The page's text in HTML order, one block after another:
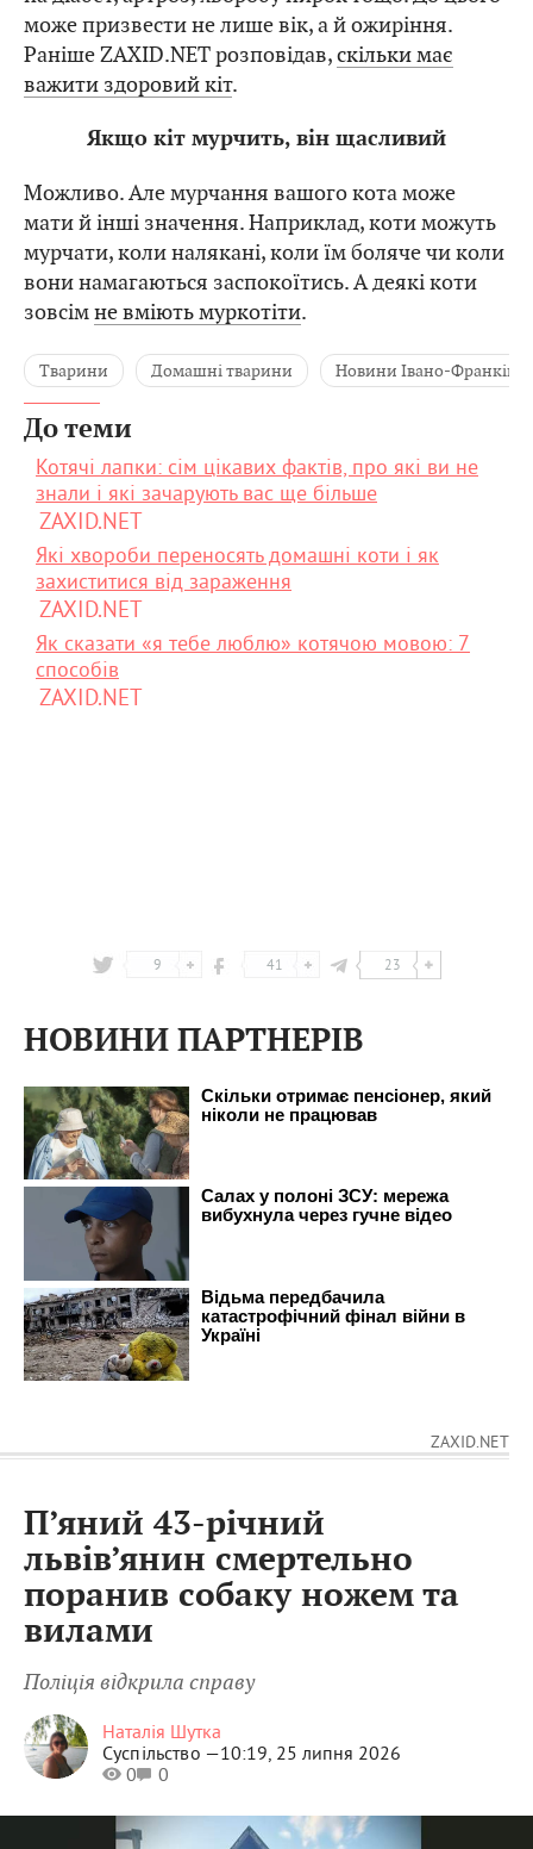
може призвести не лише вік, а й ожиріння.
Раніше ZAXID.NET розповідав,скільки має
важити здоровий кіт.
Якщо кіт мурчить, він щасливий
Можливо. Але мурчання вашого кота може
мати й інші значення. Наприклад, коти можуть
мурчати, коли налякані, коли їм боляче чи коли
вони намагаються заспокоїтись. А деякі коти
зовсімне вміють муркотіти.
Тварини Домашні тварини Новини Івано-
До теми
Котячі лапки: сім цікавих фактів, про які ви не
знали і які зачарують вас ще більше
ZAXID.NET
Які хвороби переносять домашні коти і як
захиститися від зараження
ZAXID.NET
Як сказати «я тебе люблю» котячою мовою: 7
способів
ZAXID.NET
9 41 23
НОВИНИ ПАРТНЕРІВ
ZAXID.NET
П’яний 43-річний
львів’янин смертельно
поранив собаку ножем та
вилами
Поліція відкрила справу
Наталія Шутка
Суспільство —10:19, 25 липня 2026
0
0